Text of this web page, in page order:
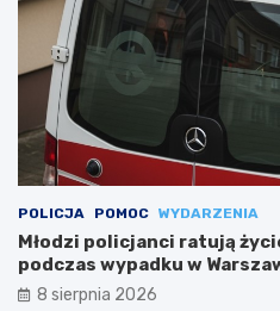
POLICJA POMOC WYDARZENIA
Młodzi policjanci ratują
podczas wypadku w
8 sierpnia 2026